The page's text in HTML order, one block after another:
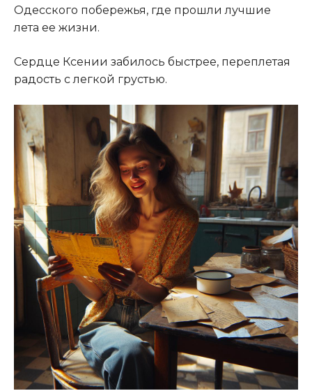
Одесского побережья, где прошли лучшие
лета ее жизни.
Сердце Ксении забилось быстрее, переплетая
радость с легкой грустью.